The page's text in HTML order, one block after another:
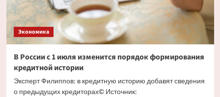
Экономика
В России с 1 июля изменится порядок формирования
кредитной истории
Эксперт Филиппов: в кредитную историю добавят сведения
о предыдущих кредиторах© Источник: